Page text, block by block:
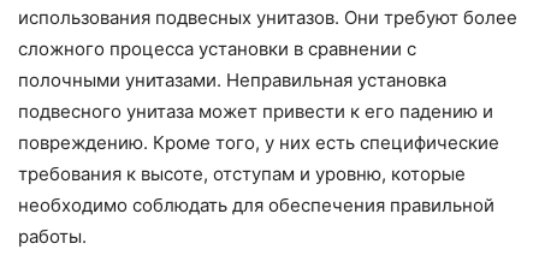
использования подвесных унитазов. Они требуют более
сложного процесса установки в сравнении с
полочными унитазами. Неправильная установка
подвесного унитаза может привести к его падению и
повреждению. Кроме того, у них есть специфические
требования к высоте, отступам и уровню, которые
необходимо соблюдать для обеспечения правильной
работы.